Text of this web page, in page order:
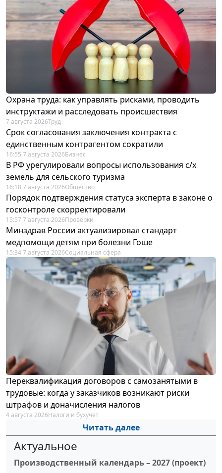
Охрана труда: как управлять рисками, проводить
инструктажи и расследовать происшествия
7 августа 2026Труд
Срок согласования заключения контракта с
единственным контрагентом сократили
16:55 7 августа 2026Бизнес
В РФ урегулировали вопросы использования с/х
земель для сельского туризма
16:18 7 августа 2026Общество
Порядок подтверждения статуса эксперта в законе о
госконтроле скорректировали
15:57 7 августа 2026Проверки
Минздрав России актуализировал стандарт
медпомощи детям при болезни Гоше
15:34 7 августа 2026Социальная сфера
Переквалификация договоров с самозанятыми в
трудовые: когда у заказчиков возникают риски
штрафов и доначисления налогов
4 августа 2026Налоги и бухучет
Читать далее
Актуальное
Производственный календарь – 2027 (проект)